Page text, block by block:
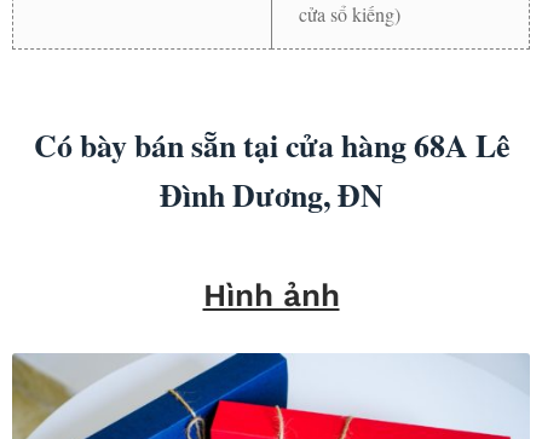
cửa sổ kiếng)
Có bày bán sẵn tại cửa hàng 68A Lê
Đình Dương, ĐN
Hình ảnh